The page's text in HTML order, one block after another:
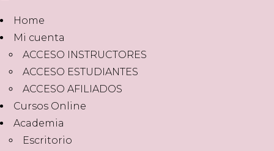
Home
Mi cuenta
ACCESO INSTRUCTORES
ACCESO ESTUDIANTES
ACCESO AFILIADOS
Cursos Online
Academia
Escritorio